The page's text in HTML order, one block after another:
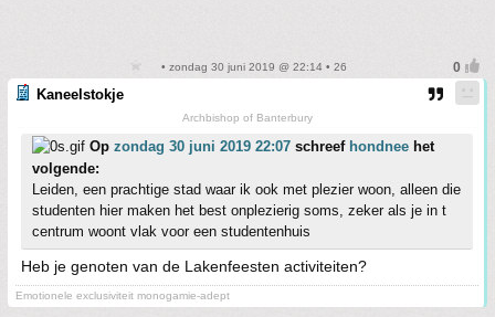
• zondag 30 juni 2019 @ 22:14 • 26
Kaneelstokje
Archbishop of Banterbury
Op zondag 30 juni 2019 22:07 schreef hondnee het
volgende:
Leiden, een prachtige stad waar ik ook met plezier woon, alleen die
studenten hier maken het best onplezierig soms, zeker als je in t
centrum woont vlak voor een studentenhuis
Heb je genoten van de Lakenfeesten activiteiten?
Emotionele exclusiviteit monogamie-adept